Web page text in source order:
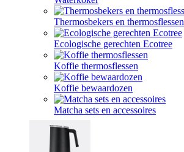
Thermosbekers en thermosflessen
Ecologische gerechten Ecotree
Koffie thermosflessen
Koffie bewaardozen
Matcha sets en accessoires